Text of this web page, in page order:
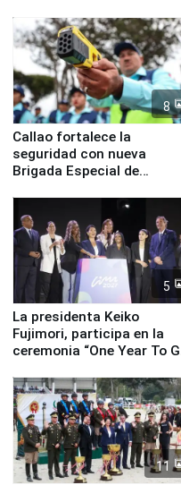
8
Callao fortalece la
seguridad con nueva
Brigada Especial de
equipamiento para
Serenazgo
5
La presidenta Keiko
Fujimori, participa en la
ceremonia “One Year To
11